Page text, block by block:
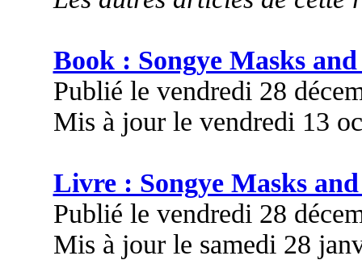
Book : Songye Masks
Publié le vendredi 28
Mis à jour le vendredi 13
Livre : Songye Masks
Publié le vendredi 28
Mis à jour le samedi 28